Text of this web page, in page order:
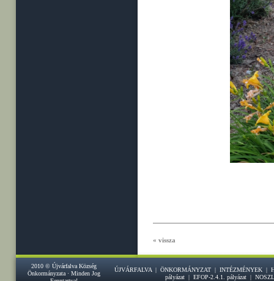
« vissza
2010 © Újvárfalva Község
Önkormányzata · Minden Jog
ÚJVÁRFALVA | ÖNKORMÁNYZAT | INTÉZMÉNYEK |
pályázat| EFOP-2.4.1. pályázat|